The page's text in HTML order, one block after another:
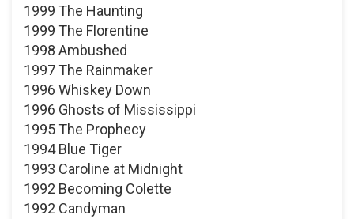
1999 The Haunting
1999 The Florentine
1998 Ambushed
1997 The Rainmaker
1996 Whiskey Down
1996 Ghosts of Mississippi
1995 The Prophecy
1994 Blue Tiger
1993 Caroline at Midnight
1992 Becoming Colette
1992 Candyman